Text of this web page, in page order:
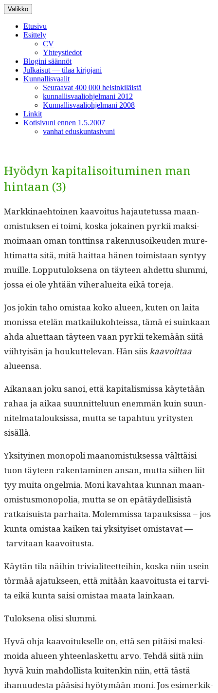
Siirry
sisältöön
Valikko
Etusivu
Esittely
CV
Yhteystiedot
Blogini säännöt
Julkaisut — tilaa kirjojani
Kunnallisvaalit
Seuraavat 400 000 helsinkiläistä
kunnallisvaaliohjelmani 2012
Kunnallisvaaliohjelmani 2008
Linkit
Kotisivuni ennen 1.5.2007
vanhat eduskuntasivuni
Hyödyn kapitalisoituminen man
hintaan (3)
Markki­nae­htoinen kaavoitus hajaute­tus­sa maan­
omis­tuk­sen ei toi­mi, kos­ka jokainen pyrkii mak­si­
moimaan oman tont­tin­sa raken­nu­soikeu­den mure­
hti­mat­ta sitä, mitä hait­taa hänen toimis­taan syn­tyy
muille. Lop­putu­lok­se­na on täy­teen ahdet­tu slum­mi,
jos­sa ei ole yhtään viher­aluei­ta eikä toreja.
Jos jokin taho omis­taa koko alueen, kuten on lai­ta
monis­sa etelän matkailuko­hteis­sa, tämä ei suinkaan
ahda aluet­taan täy­teen vaan pyrkii tekemään siitä
viihty­isän ja houkut­tel­e­van. Hän siiskaavoit­taa
alueensa.
Aikanaan joku sanoi, että kap­i­tal­is­mis­sa käytetään
rahaa ja aikaa suun­nit­telu­un enem­män kuin suun­
nitel­mat­alouk­sis­sa, mut­ta se tapah­tuu yri­tys­ten
sisällä.
Yksi­tyi­nen monop­o­li maan­omis­tuk­ses­sa vält­täisi
tuon täy­teen rak­en­t­a­mi­nen ansan, mut­ta siihen liit­
tyy mui­ta ongelmia. Moni kavah­taa kun­nan maan­
omis­tus­mo­nop­o­lia, mut­ta se on epätäy­del­li­sistä
ratkaisu­ista parhai­ta. Molem­mis­sa tapauk­sis­sa – jos
kun­ta omis­taa kaiken tai yksi­tyiset omis­ta­vat —
tarvi­taan kaavoitusta.
Käytän tila näi­hin triv­i­ali­teet­tei­hin, kos­ka niin usein
tör­mää ajatuk­seen, että mitään kaavoitus­ta ei tarvi­
ta eikä kun­ta saisi omis­taa maa­ta lainkaan.
Tulok­se­na olisi slummi.
Hyvä ohja kaavoituk­selle on, että sen pitäisi mak­si­
moi­da alueen yhteen­las­ket­tu arvo. Tehdä siitä niin
hyvä kuin mah­dol­lista kuitenkin niin, että tästä
ihanu­ud­es­ta pää­sisi hyö­tymään moni. Jos esimerkik­